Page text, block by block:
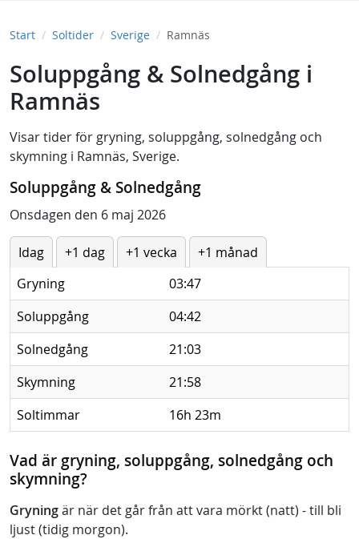
Start Soltider Sverige Ramnäs
Soluppgång & Solnedgång i
Ramnäs
Visar tider för gryning, soluppgång, solnedgång och
skymning i Ramnäs, Sverige.
Soluppgång & Solnedgång
Onsdagen den 6 maj 2026
Idag +1 dag +1 vecka
+1 månad
Gryning
03:47
Soluppgång
04:42
Solnedgång
21:03
Skymning
21:58
Soltimmar
16h 23m
Vad är gryning, soluppgång, solnedgång och
skymning?
Gryningär när det går från att vara mörkt (natt) - till bli
ljust (tidig morgon).